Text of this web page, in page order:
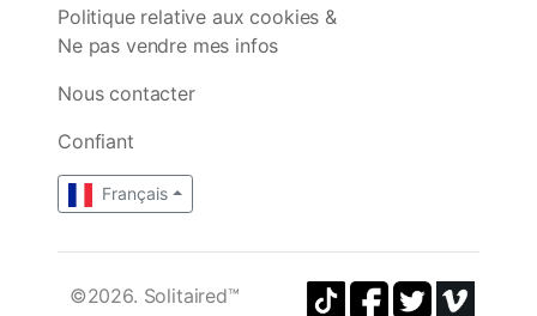
Politique relative aux cookies &
Ne pas vendre mes infos
Nous contacter
Confiant
Français
©2026. Solitaired™